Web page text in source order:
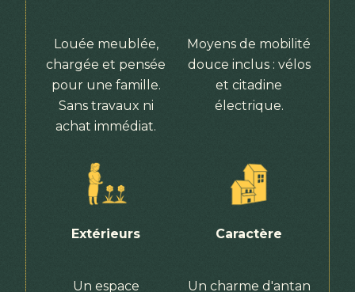
Louée meublée,
chargée et pensée
pour une famille.
Sans travaux ni
achat immédiat.
Moyens de mobilité
douce inclus : vélos
et citadine
électrique.
Extérieurs
Un espace
Caractère
Un charme d'antan